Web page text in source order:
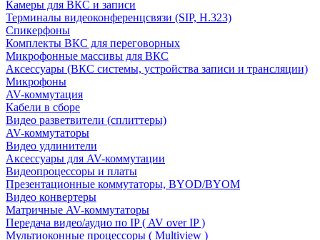
Камеры для ВКС и записи
Терминалы видеоконференцсвязи (SIP, H.323)
Спикерфоны
Комплекты ВКС для переговорных
Микрофонные массивы для ВКС
Аксессуары (ВКС системы, устройства записи и трансляции)
Микрофоны
AV-коммутация
Кабели в сборе
Видео разветвители (сплиттеры)
AV-коммутаторы
Видео удлинители
Аксессуары для AV-коммутации
Видеопроцессоры и платы
Презентационные коммутаторы, BYOD/BYOM
Видео конвертеры
Матричные AV-коммутаторы
Передача видео/аудио по IP ( AV over IP )
Мультиоконные процессоры ( Multiview )